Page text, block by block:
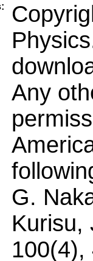
Any
G.
Kurisu,
100(4),